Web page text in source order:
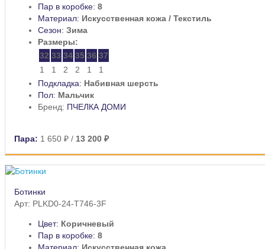
Пар в коробке: 8
Материал: Искусственная кожа / Текстиль
Сезон: Зима
Размеры:
32 33 34 35 36 37
1
1 2 2 1
1
Подкладка: Набивная шерсть
Пол: Мальчик
Бренд: ПЧЕЛКА ДОМИ
Пара: 1 650 ₽ / 13 200 ₽
Ботинки
Арт: PLKD0-24-T746-3F
Цвет: Коричневый
Пар в коробке: 8